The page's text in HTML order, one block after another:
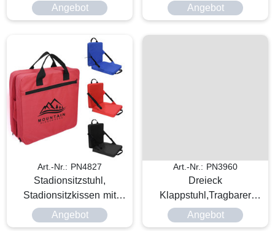
Angebot Angebot
Art.-Nr.: PN4827
Stadionsitzstuhl,
Stadionsitzkissen mit
Rückenstütze
Angebot
Art.-Nr.: PN3960
Dreieck
Klappstuhl,Tragbarer
dreieckiger Angelstuhl zum
Klappen
Angebot